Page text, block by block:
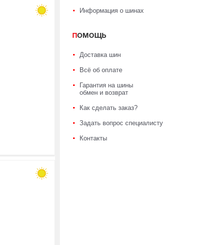
Информация о шинах
ПОМОЩЬ
Доставка шин
Всё об оплате
Гарантия на шины
обмен и возврат
Как сделать заказ?
Задать вопрос специалисту
Контакты